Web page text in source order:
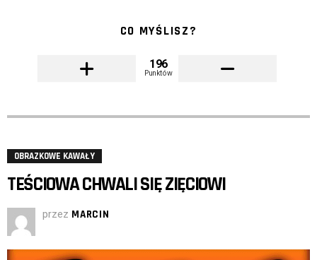
CO MYŚLISZ?
196
Punktów
OBRAZKOWE KAWAŁY
TEŚCIOWA CHWALI SIĘ ZIĘCIOWI
przez MARCIN